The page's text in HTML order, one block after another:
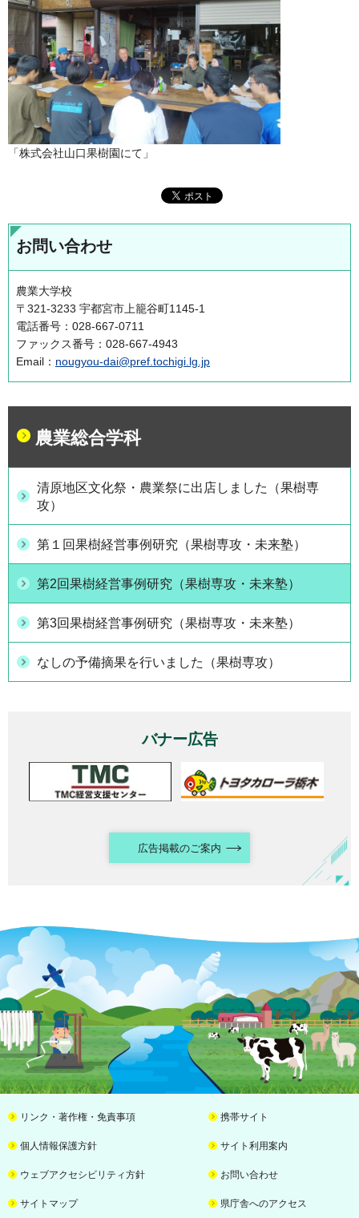
「株式会社山口果樹園にて」
お問い合わせ
農業大学校
〒321-3233 宇都宮市上籠谷町1145-1
電話番号：028-667-0711
ファックス番号：028-667-4943
Email： nougyou-dai@pref.tochigi.lg.jp
農業総合学科
清原地区文化祭・農業祭に出店しました（果樹専
攻）
第１回果樹経営事例研究（果樹専攻・未来塾）
第2回果樹経営事例研究（果樹専攻・未来塾）
第3回果樹経営事例研究（果樹専攻・未来塾）
なしの予備摘果を行いました（果樹専攻）
バナー広告
広告掲載のご案内
リンク・著作権・免責事項 携帯サイト
個人情報保護方針 サイト利用案内
ウェブアクセシビリティ方針 お問い合わせ
サイトマップ 県庁舎へのアクセス